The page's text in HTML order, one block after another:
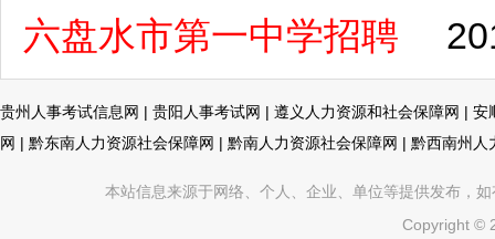
六盘水市第一中学招聘
贵州人事考试信息网 | 贵阳人事考试网 | 遵义人力资源和社会保障网 | 安
网 | 黔东南人力资源社会保障网 | 黔南人力资源社会保障网 | 黔西南州人
本站信息来源于网络、个人、企业、单位等提供发布，
Copyright ©